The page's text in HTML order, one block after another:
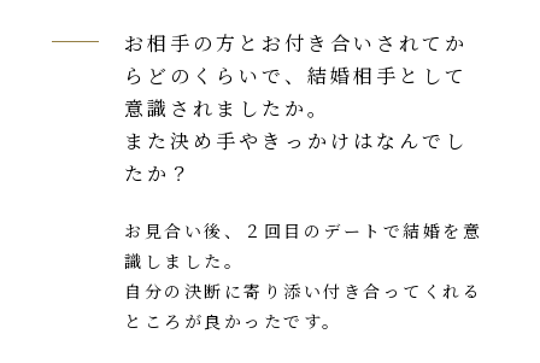
お相手の方とお付き合いされてか
らどのくらいで、結婚相手として
意識されましたか。
また決め手やきっかけはなんでし
たか？
お見合い後、２回目のデートで結婚を意
識しました。
自分の決断に寄り添い付き合ってくれる
ところが良かったです。